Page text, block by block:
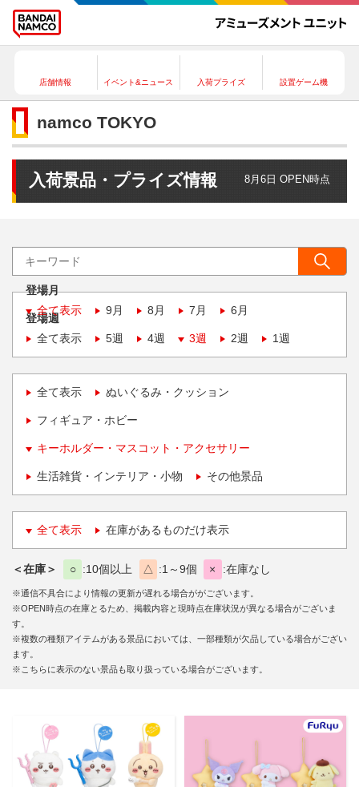
店舗情報 イベント&ニュース 入荷プライズ 設置ゲーム機
namco TOKYO
入荷景品・プライズ情報 8月6日 OPEN時点
登場月
全て表示
9月 8月 7月 6月
登場週
全て表示
5週 4週 3週 2週 1週
全て表示 ぬいぐるみ・クッション
フィギュア・ホビー
キーホルダー・マスコット・アクセサリー
生活雑貨・インテリア・小物 その他景品
全て表示 在庫があるものだけ表示
＜在庫＞ ○ 10個以上 △ 1～9個 × 在庫なし
※通信不具合により情報の更新が遅れる場合ががございます。
※OPEN時点の在庫とるため、掲載内容と現時点在庫状況が異なる場合がございま
す。
※複数の種類アイテムがある景品においては、一部種類が欠品している場合がござい
ます。
※こちらに表示のない景品も取り扱っている場合がございます。